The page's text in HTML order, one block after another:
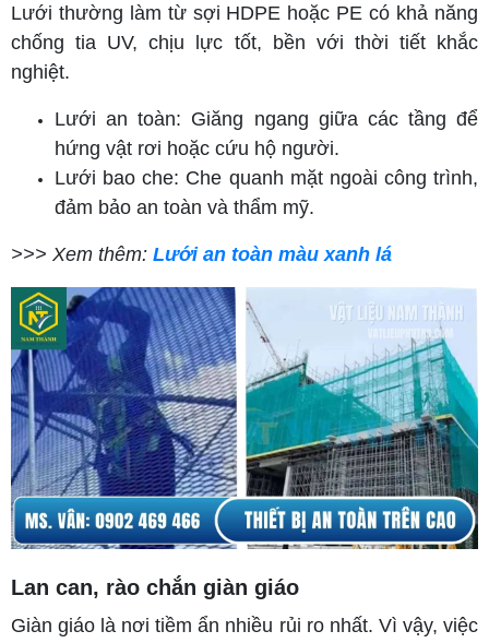
Lưới thường làm từ sợi HDPE hoặc PE có khả năng
chống tia UV, chịu lực tốt, bền với thời tiết khắc
nghiệt.
Lưới an toàn: Giăng ngang giữa các tầng để
hứng vật rơi hoặc cứu hộ người.
Lưới bao che: Che quanh mặt ngoài công trình,
đảm bảo an toàn và thẩm mỹ.
>>> Xem thêm: Lưới an toàn màu xanh lá
Lan can, rào chắn giàn giáo
Giàn giáo là nơi tiềm ẩn nhiều rủi ro nhất. Vì vậy, việc